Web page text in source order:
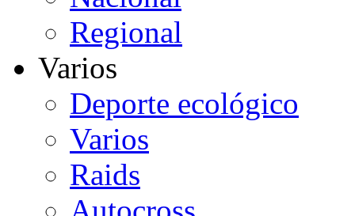
Regional
Varios
Deporte ecológico
Varios
Raids